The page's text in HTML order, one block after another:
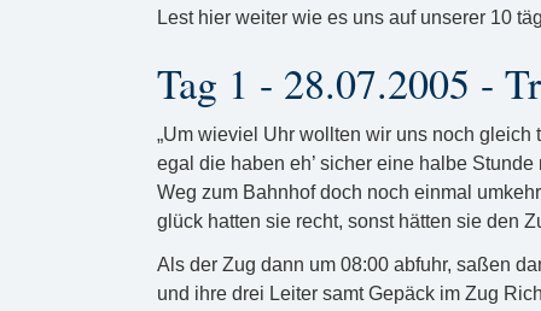
Lest hier weiter wie es uns auf unserer 10
Tag 1 - 28.07.2005 -
„Um wieviel Uhr wollten wir uns noch
egal die haben eh’ sicher eine halbe
Weg zum Bahnhof doch noch einmal
glück hatten sie recht, sonst hätten sie den
Als der Zug dann um 08:00 abfuhr, saßen
und ihre drei Leiter samt Gepäck im Zug